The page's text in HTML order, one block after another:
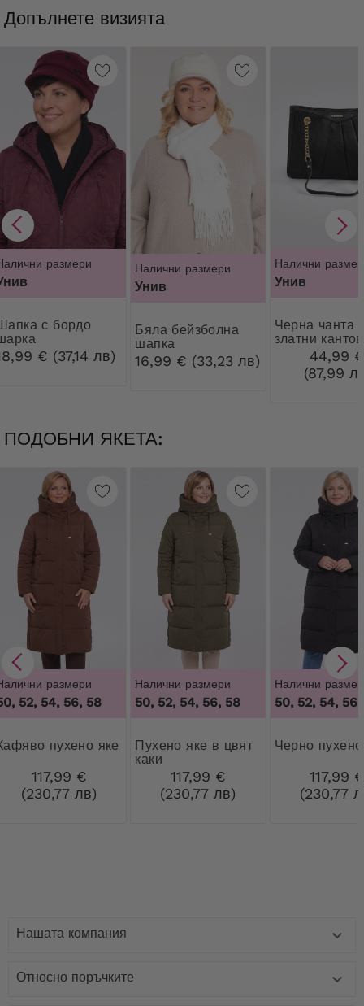
Допълнете визията
размери
бордо
€ (37,14 лв)
Налични размери
Унив
Бяла бейзболна
шапка
16,99 € (33,23 лв)
Налични
Унив
Черна чанта със
златни
44,99
(87,99
ПОДОБНИ ЯКЕТА:
размери
52, 54, 56, 58
Кафяво пухено яке
117,99 €
(230,77 лв)
Налични размери
50, 52, 54, 56, 58
Пухено яке в цвят
каки
117,99 €
(230,77 лв)
Налични
50, 52, 54,
Черно
117,99
(230,77
Нашата компания 
Относно поръчките 